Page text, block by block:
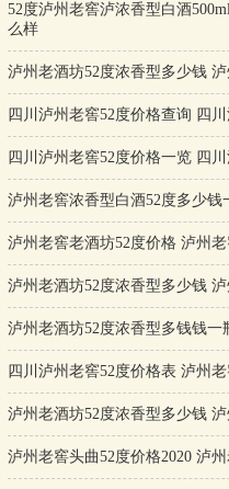
52度泸州老窖泸浓香型白酒
么样
泸州老酒坊52度浓香型多少钱
四川泸州老窖52度价格查询 四
四川泸州老窖52度价格一览 四
泸州老窖浓香型白酒52度多少
泸州老窖老酒坊52度价格 泸州
泸州老酒坊52度浓香型多少钱
泸州老酒坊52度浓香型多钱钱
四川泸州老窖52度价格表 泸州
泸州老酒坊52度浓香型多少钱
泸州老窖头曲52度价格2020 泸